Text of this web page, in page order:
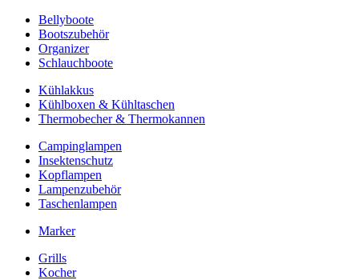
Bellyboote
Bootszubehör
Organizer
Schlauchboote
Kühlakkus
Kühlboxen & Kühltaschen
Thermobecher & Thermokannen
Campinglampen
Insektenschutz
Kopflampen
Lampenzubehör
Taschenlampen
Marker
Grills
Kocher